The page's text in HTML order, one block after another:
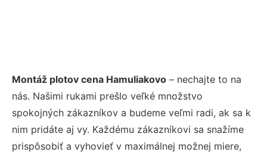
Montáž plotov cena Hamuliakovo – nechajte to na
nás. Našimi rukami prešlo veľké množstvo
spokojných zákazníkov a budeme veľmi radi, ak sa k
nim pridáte aj vy. Každému zákazníkovi sa snažíme
prispôsobiť a vyhovieť v maximálnej možnej miere,